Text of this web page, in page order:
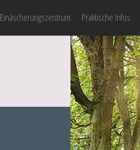
Einäscherungszentrum Praktische Infos